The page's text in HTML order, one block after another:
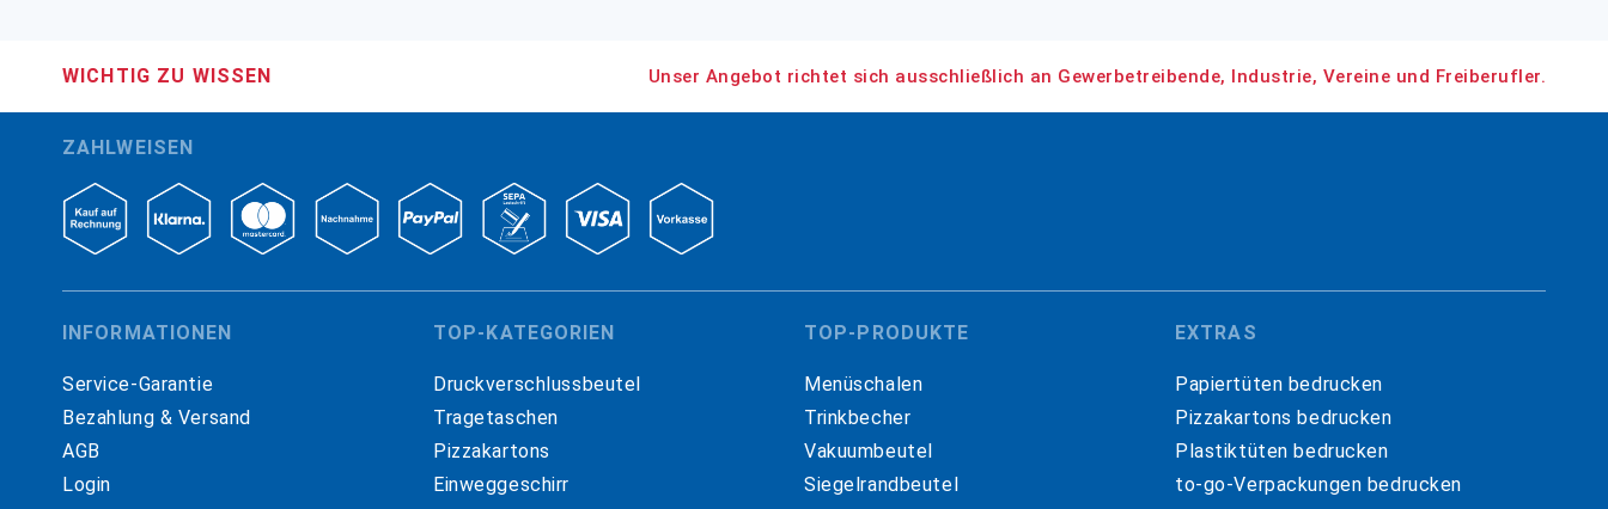
WICHTIG ZU WISSEN Unser Angebot richtet sich ausschließlich an Gewerbetreibende, Industrie, Vereine und Freiberufler.
ZAHLWEISEN
INFORMATIONEN
Service-Garantie
Bezahlung & Versand
AGB
Login
TOP-KATEGORIEN
Druckverschlussbeutel
Tragetaschen
Pizzakartons
Einweggeschirr
TOP-PRODUKTE
Menüschalen
Trinkbecher
Vakuumbeutel
Siegelrandbeutel
EXTRAS
Papiertüten bedrucken
Pizzakartons bedrucken
Plastiktüten bedrucken
to-go-Verpackungen bedrucken